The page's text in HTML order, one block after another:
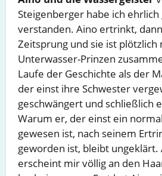
Steigenberger habe ich ehrlich
verstanden. Aino ertrinkt,
Zeitsprung und sie ist plötzlich
Unterwasser-Prinzen
Laufe der Geschichte als der
der einst ihre Schwester
geschwängert und schließlich
Warum er, der einst ein
gewesen ist, nach seinem
geworden ist, bleibt ungeklärt.
erscheint mir völlig an den